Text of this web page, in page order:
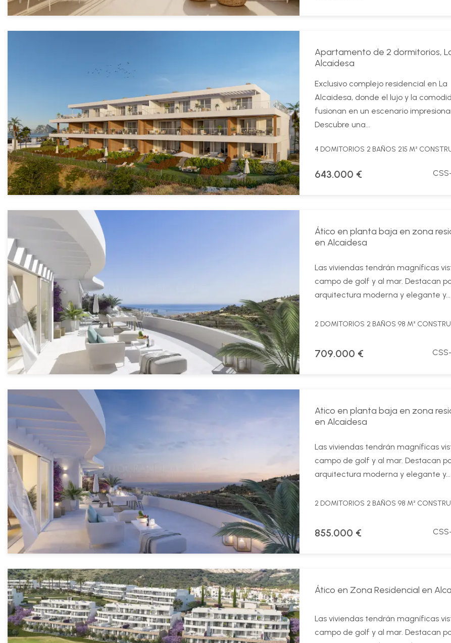
Apartamento de 2 dormitorios,
Alcaidesa
Exclusivo complejo residencial en La
Alcaidesa, donde el lujo y la
fusionan en un escenario
Descubre una...
4 DOMITORIOS 2 BAÑOS 215 M²
643.000 €
Ático en planta baja en zona
en Alcaidesa
Las viviendas tendrán magníficas
campo de golf y al mar. Destacan
arquitectura moderna y elegante y...
2 DOMITORIOS 2 BAÑOS 98 M²
709.000 €
Atico en planta baja en zona
en Alcaidesa
Las viviendas tendrán magníficas
campo de golf y al mar. Destacan
arquitectura moderna y elegante y...
2 DOMITORIOS 2 BAÑOS 98 M²
855.000 €
Ático en Zona Residencial en
Las viviendas tendrán magníficas
campo de golf y al mar. Destacan